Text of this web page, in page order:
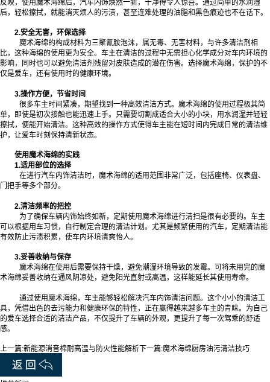
反映，使用魔术海绵后，汽车内饰焕然一新，干净得令人惊喜。通过简单的水润湿
后，轻松擦拭，就能消灭烦人的污渍，甚至连难处理的油脂和黑色痕迹也不在话下。
2.安全无害，环保选择
魔术海绵的构成材料为三聚氰胺泡沫，属无毒、无害材料，与许多清洁剂相
比，这种海绵的使用更为安全。车主在清洁的过程中无需担心化学成分对车内环境的
影响，同时也可以避免清洁剂残留对皮肤造成的潜在伤害。选择魔术海绵，保护的不
仅是爱车，还有使用时的健康环境。
3.操作方便，节省时间
很多车主时间紧凑，期望找到一种高效清洁方式。魔术海绵的使用过程极其简
单，即使是初次接触也能迅速上手。只需要切割成适合大小的小块，用水润湿并轻轻
擦拭，便能开始清洁。这种高效的操作方式使得车主能在短时间内完成日常的清洁维
护，让爱车时刻保持清新状态。
使用魔术海绵的实践
1.适用部位的选择
在进行汽车内饰清洁时，魔术海绵的适用范围非常广泛，包括座椅、仪表盘、
门把手等多个部分。
2.清洁频率的把控
为了确保车辆内饰始终如新，定期使用魔术海绵进行清扫是很有必要的。车主
可以根据用车习惯，自行制定合理的清洁计划。尤其是频繁使用的汽车，定期清洁能
有效防止污渍积累，使车内环境清爽怡人。
3.妥善收纳与保存
魔术海绵在使用后需要保持干燥，避免潮湿环境导致的发霉。可将未用完的魔
术海绵妥善收纳在通风阴凉处，避免阳光直射或高温，这样能延长其使用寿命。
通过使用魔术海绵，车主能够轻松解决汽车内饰清洁问题。这个小小的清洁工
具，凭借出色的去污能力和健康环保的特性，正在赢得越来越多车主的青睐。为自己
的爱车选择合适的清洁产品，不仅提升了车辆的外观，更提升了每一次驾乘的舒适
感。‍
上一篇:新能源消音棉耐高温与防火性能解析 下一篇:魔术海绵厨房油污清洁技巧